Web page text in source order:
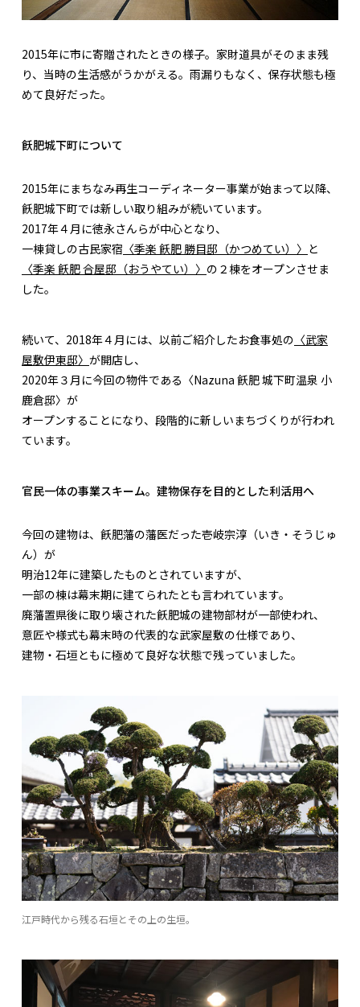
2015年に市に寄贈されたときの様子。家財道具がそのまま残
り、当時の生活感がうかがえる。雨漏りもなく、保存状態も極
めて良好だった。
飫肥城下町について
2015年にまちなみ再生コーディネーター事業が始まって以降、
飫肥城下町では新しい取り組みが続いています。
2017年４月に徳永さんらが中心となり、
一棟貸しの古民家宿 〈季楽 飫肥 勝目邸（かつめてい）〉 と
〈季楽 飫肥 合屋邸（おうやてい）〉 の２棟をオープンさせま
した。
続いて、2018年４月には、以前ご紹介したお食事処の 〈武家
屋敷伊東邸〉 が開店し、
2020年３月に今回の物件である〈Nazuna 飫肥 城下町温泉 小
鹿倉邸〉が
オープンすることになり、段階的に新しいまちづくりが行われ
ています。
官民一体の事業スキーム。建物保存を目的とした利活用へ
今回の建物は、飫肥藩の藩医だった壱岐宗淳（いき・そうじゅ
ん）が
明治12年に建築したものとされていますが、
一部の棟は幕末期に建てられたとも言われています。
廃藩置県後に取り壊された飫肥城の建物部材が一部使われ、
意匠や様式も幕末時の代表的な武家屋敷の仕様であり、
建物・石垣ともに極めて良好な状態で残っていました。
江戸時代から残る石垣とその上の生垣。